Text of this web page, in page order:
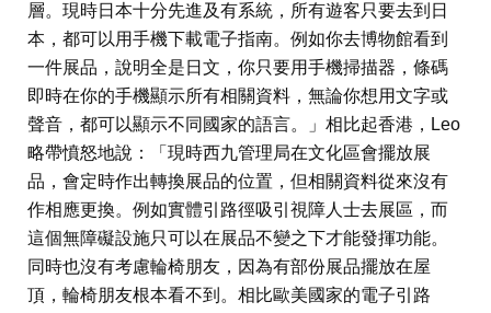
層。現時日本十分先進及有系統，所有遊客只要去到日
本，都可以用手機下載電子指南。例如你去博物館看到
一件展品，說明全是日文，你只要用手機掃描器，條碼
即時在你的手機顯示所有相關資料，無論你想用文字或
聲音，都可以顯示不同國家的語言。」相比起香港，Leo
略帶憤怒地說：「現時西九管理局在文化區會擺放展
品，會定時作出轉換展品的位置，但相關資料從來沒有
作相應更換。例如實體引路徑吸引視障人士去展區，而
這個無障礙設施只可以在展品不變之下才能發揮功能。
同時也沒有考慮輪椅朋友，因為有部份展品擺放在屋
頂，輪椅朋友根本看不到。相比歐美國家的電子引路